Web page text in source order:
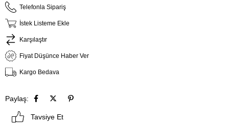
Telefonla Sipariş
İstek Listeme Ekle
Karşılaştır
Fiyat Düşünce Haber Ver
Kargo Bedava
Paylaş:
Tavsiye Et